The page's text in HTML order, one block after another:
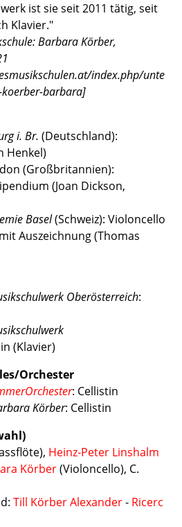
ist sie seit 2011 tätig, seit
Klavier."
Barbara Körber,
index.php/unte
barbara]
i. Br. (Deutschland):
Henkel)
(Großbritannien):
(Joan Dickson,
Basel(Schweiz): Violoncello
Auszeichnung (Thomas
Oberösterreich:
(Klavier)
Orchester
: Cellistin
Körber: Cellistin
Heinz-Peter Linshalm
Körber(Violoncello), C.
Till KörberAlexander- Ricerc